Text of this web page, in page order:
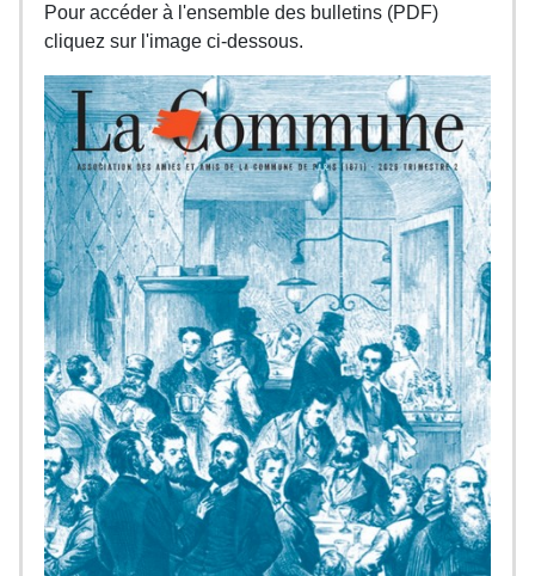
Pour accéder à l'ensemble des bulletins (PDF)
cliquez sur l'image ci-dessous.